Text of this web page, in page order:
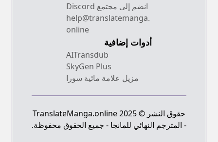
انضم إلى مجتمع Discord
help@translatemanga.
online
أدوات إضافية
AITransdub
SkyGen Plus
مزيل علامة مائية سورا
حقوق النشر © 2025 TranslateManga.online
- المترجم النهائي للمانجا - جميع الحقوق محفوظة.